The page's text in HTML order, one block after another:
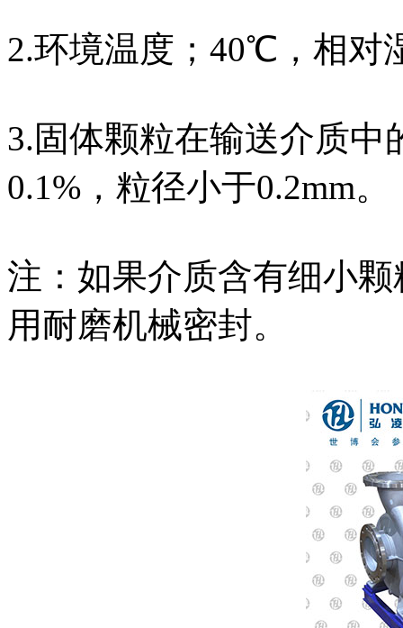
2.环境温度；40℃，相对
3.固体颗粒在输送介质
0.1%，粒径小于0.2mm。
注：如果介质含有细小
用耐磨机械密封。